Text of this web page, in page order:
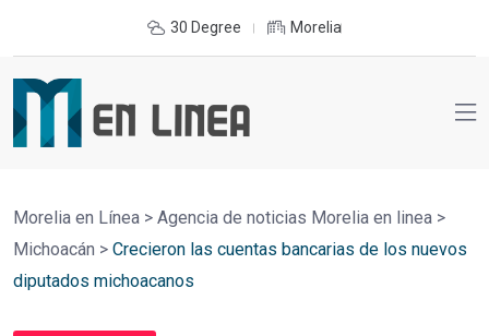
30 Degree Morelia
Morelia en Línea > Agencia de noticias Morelia en linea >
Michoacán > Crecieron las cuentas bancarias de los nuevos
diputados michoacanos